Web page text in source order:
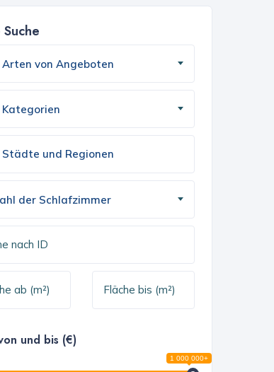
von Angeboten
der Schlafzimmer
und bis (€)
1 000 000+